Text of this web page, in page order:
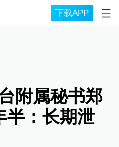
下载APP
附属秘书郑
半：长期泄